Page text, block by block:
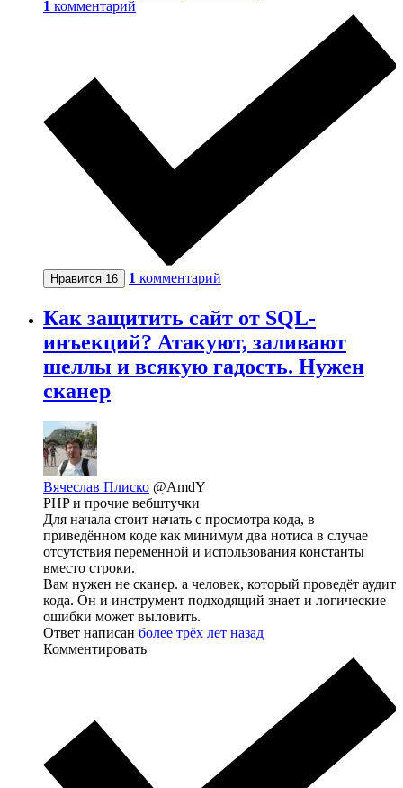
1 комментарий
Нравится 16 1 комментарий
Как защитить сайт от SQL-
инъекций? Атакуют, заливают
шеллы и всякую гадость. Нужен
сканер
Вячеслав Плиско @AmdY
PHP и прочие вебштучки
Для начала стоит начать с просмотра кода, в
приведённом коде как минимум два нотиса в случае
отсутствия переменной и использования константы
вместо строки.
Вам нужен не сканер. а человек, который проведёт аудит
кода. Он и инструмент подходящий знает и логические
ошибки может выловить.
Ответ написан более трёх лет назад
Комментировать